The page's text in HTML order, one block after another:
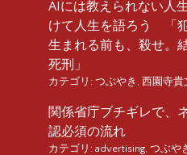
AIには教えられない人
けて人生を語ろう 「
生まれる前も、殺せ。
死刑」
カテゴリ: つぶやき , 西園寺貴
関係省庁ブチギレで、
認必須の流れ
カテゴリ: advertising, つぶや